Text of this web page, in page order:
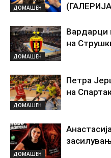
ДОМАШЕН
ДОМАШЕН
Вардарци
на
ДОМАШЕН
Петра
на
ДОМАШЕН